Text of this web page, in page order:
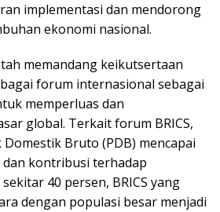
implementasi dan mendorong
ekonomi nasional.
memandang keikutsertaan
forum internasional sebagai
memperluas dan
global. Terkait forum BRICS,
Bruto (PDB) mencapai
kontribusi terhadap
40 persen, BRICS yang
dengan populasi besar menjadi